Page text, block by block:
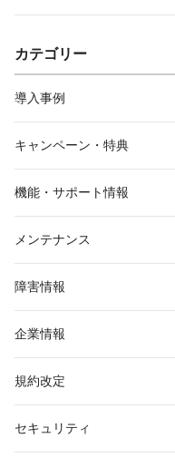
カテゴリー
導入事例
キャンペーン・特典
機能・サポート情報
メンテナンス
障害情報
企業情報
規約改定
セキュリティ